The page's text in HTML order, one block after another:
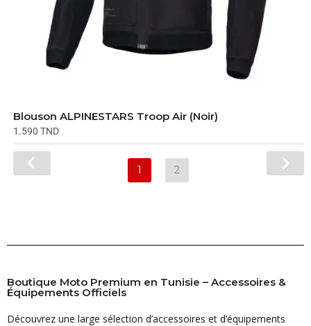
Blouson ALPINESTARS Troop Air (Noir)
1.590 TND
1 2
Boutique Moto Premium en Tunisie – Accessoires &
Équipements Officiels
Découvrez une large sélection d’accessoires et d’équipements